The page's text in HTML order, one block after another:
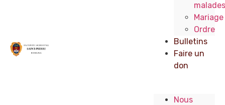
malades
Mariage
Ordre
Bulletins
Faire un
don
Nous